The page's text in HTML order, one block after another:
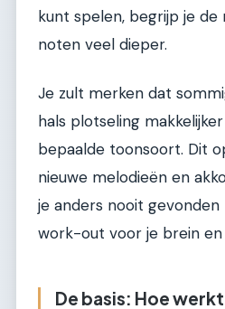
kunt spelen, begrijp je de
noten veel dieper.
Je zult merken dat
hals plotseling
bepaalde toonsoort. Dit
nieuwe melodieën en
je anders nooit gevonden
work-out voor je brein en
De basis: Hoe